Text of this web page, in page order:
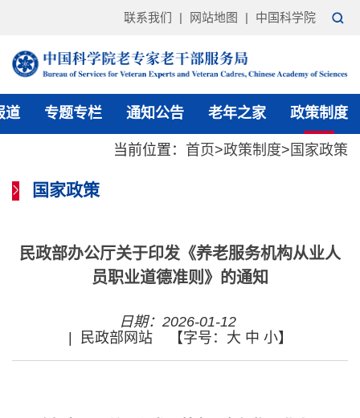
联系我们 | 网站地图 | 中国科学院
道 专题专栏 通知公告 老年之家 政策制度
当前位置： 首页>政策制度> 国家政策
国家政策
民政部办公厅关于印发《养老服务机构从业人
员职业道德准则》的通知
日期：2026-01-12
|
民政部网站 【字号： 大 中 小】